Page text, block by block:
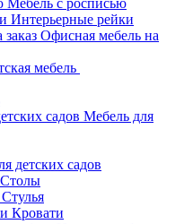
Мебель с росписью
Интерьерные рейки
Офисная мебель на
мебель
Мебель для
детских садов
Столы
Стулья
Кровати